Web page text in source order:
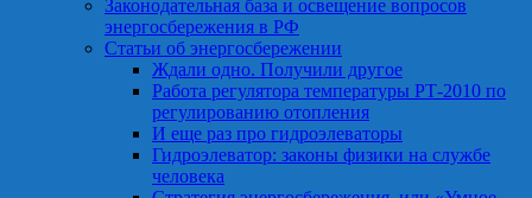
Законодательная база и освещение вопросов
энергосбережения в РФ
Статьи об энергосбережении
Ждали одно. Получили другое
Работа регулятора температуры РТ-2010 по
регулированию отопления
И еще раз про гидроэлеваторы
Гидроэлеватор: законы физики на службе
человека